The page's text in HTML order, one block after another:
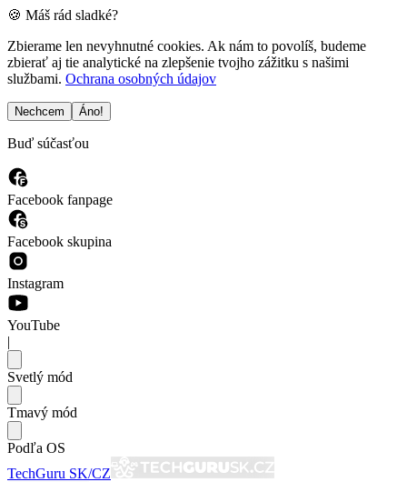
🍪 Máš rád sladké?
Zbierame len nevyhnutné cookies. Ak nám to povolíš, budeme
zbierať aj tie analytické na zlepšenie tvojho zážitku s našimi
službami. Ochrana osobných údajov
Nechcem Áno!
Buď súčasťou
Facebook fanpage
Facebook skupina
Instagram
YouTube
|
Svetlý mód
Tmavý mód
Podľa OS
TechGuru SK/CZ